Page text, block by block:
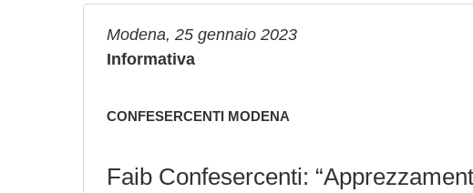
Modena, 25 gennaio 2023
Informativa
CONFESERCENTI MODENA
Faib Confesercenti: